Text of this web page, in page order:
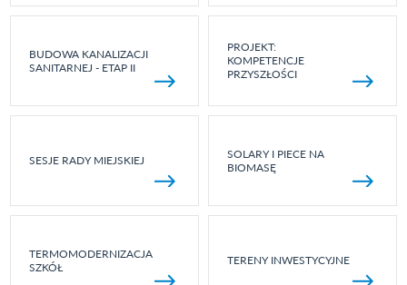
BUDOWA KANALIZACJI
SANITARNEJ - ETAP II
PROJEKT:
KOMPETENCJE
PRZYSZŁOŚCI
SESJE RADY MIEJSKIEJ
SOLARY I PIECE NA
BIOMASĘ
TERMOMODERNIZACJA
SZKÓŁ
TERENY INWESTYCYJNE